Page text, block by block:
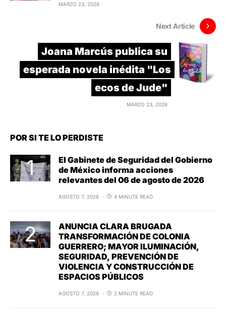
MARZO 23, 2026
Next Article
Joana Marcús publica su
esperada novela inédita "Los
ecos de Jude"
MARZO 23, 2026
POR SI TE LO PERDISTE
El Gabinete de Seguridad del Gobierno
de México informa acciones
relevantes del 06 de agosto de 2026
AGOSTO 7, 2026 4 MINUTE READ
ANUNCIA CLARA BRUGADA
TRANSFORMACIÓN DE COLONIA
GUERRERO; MAYOR ILUMINACIÓN,
SEGURIDAD, PREVENCIÓN DE
VIOLENCIA Y CONSTRUCCIÓN DE
ESPACIOS PÚBLICOS
AGOSTO 7, 2026 2 MINUTE READ